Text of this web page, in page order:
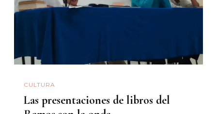
CULTURA
Las presentaciones de libros del